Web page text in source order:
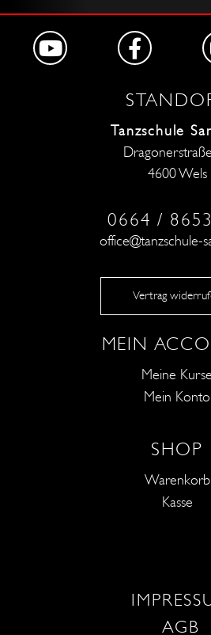
Tanzschule
4600 Wels
0664 /
office@tanzschule-
Vertrag
MEIN
Meine Kurse
Mein Konto
SHOP
Warenkorb
Kasse
AGB